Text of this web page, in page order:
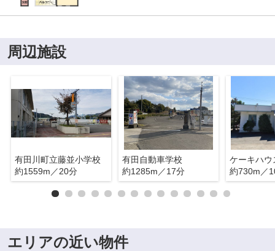
周辺施設
有田川町立藤並小学校
約1559m／20分
有田自動車学校
約1285m／17分
約730m／
エリアの近い物件